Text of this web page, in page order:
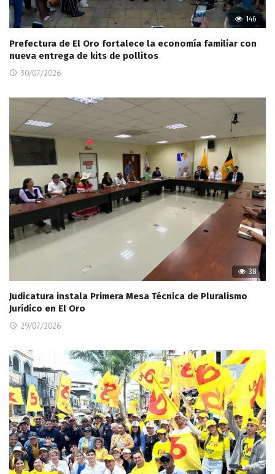
146
Prefectura de El Oro fortalece la economía familiar con
nueva entrega de kits de pollitos
30/07/2026
38
Judicatura instala Primera Mesa Técnica de Pluralismo
Jurídico en El Oro
29/07/2026